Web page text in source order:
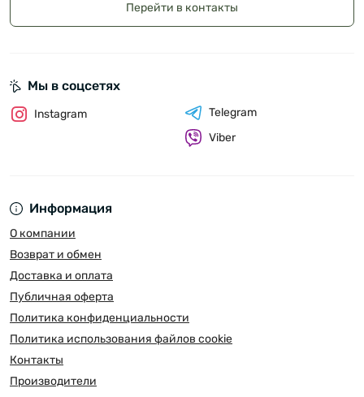
Перейти в контакты
Информация
О компании
Возврат и обмен
Доставка и оплата
Публичная оферта
Политика конфиденциальности
Политика использования файлов cookie
Контакты
Производители
Мы в соцсетях
Instagram
Telegram
Viber